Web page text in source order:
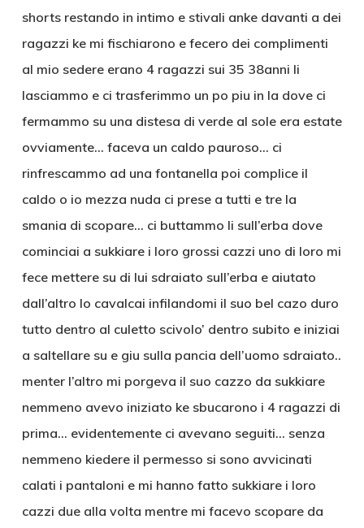
shorts restando in intimo e stivali anke davanti a dei
ragazzi ke mi fischiarono e fecero dei complimenti
al mio sedere erano 4 ragazzi sui 35 38anni li
lasciammo e ci trasferimmo un po piu in la dove ci
fermammo su una distesa di verde al sole era estate
ovviamente… faceva un caldo pauroso… ci
rinfrescammo ad una fontanella poi complice il
caldo o io mezza nuda ci prese a tutti e tre la
smania di scopare… ci buttammo li sull’erba dove
cominciai a sukkiare i loro grossi cazzi uno di loro mi
fece mettere su di lui sdraiato sull’erba e aiutato
dall’altro lo cavalcai infilandomi il suo bel cazo duro
tutto dentro al culetto scivolo’ dentro subito e iniziai
a saltellare su e giu sulla pancia dell’uomo sdraiato..
menter l’altro mi porgeva il suo cazzo da sukkiare
nemmeno avevo iniziato ke sbucarono i 4 ragazzi di
prima… evidentemente ci avevano seguiti… senza
nemmeno kiedere il permesso si sono avvicinati
calati i pantaloni e mi hanno fatto sukkiare i loro
cazzi due alla volta mentre mi facevo scopare da